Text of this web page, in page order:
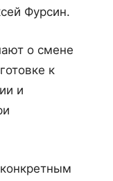
Фурсин.
о смене
к
и